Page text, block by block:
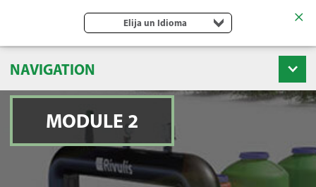
Elija un Idioma
NAVIGATION
MODULE 2